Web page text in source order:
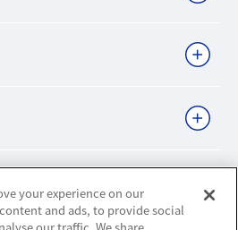
イト
your experience on our
and ads, to provide social